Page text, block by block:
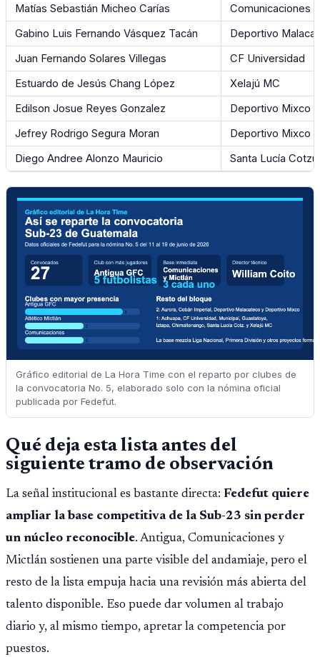
Matías Sebastián Micheo Carías
Comunicaciones
Gabino Luis Fernando Vásquez Tacán
Deportivo
Juan Fernando Solares Villegas
CF Universidad
Estuardo de Jesús Chang López
Xelajú MC
Edilson Josue Reyes Gonzalez
Deportivo Mixco
Jefrey Rodrigo Segura Moran
Deportivo Mixco
Diego Andree Alonzo Mauricio
Santa Lucía
Gráfico editorial de La Hora Time con el reparto por clubes de
la convocatoria No. 5, elaborado solo con la nómina oficial
publicada por Fedefut.
Qué deja esta lista antes del
siguiente tramo de observación
La señal institucional es bastante directa: Fedefut quiere
ampliar la base competitiva de la Sub-23 sin perder
un núcleo reconocible. Antigua, Comunicaciones y
Mictlán sostienen una parte visible del andamiaje, pero el
resto de la lista empuja hacia una revisión más abierta del
talento disponible. Eso puede dar volumen al trabajo
diario y, al mismo tiempo, apretar la competencia por
puestos.